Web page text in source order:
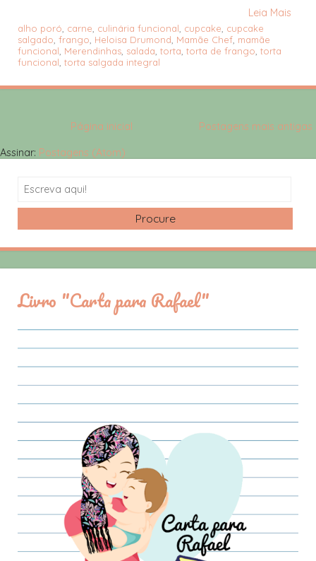
Leia Mais
alho poró carne culinária funcional cupcake cupcake
salgado frango Heloisa Drumond Mamãe Chef mamãe
funcional Merendinhas salada torta torta de frango torta
funcional torta salgada integral
Postagens mais antigas
Página inicial
Assinar: Postagens (Atom)
Search
Livro "Carta para Rafael"